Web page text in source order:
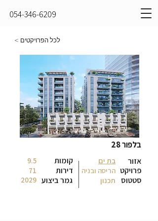
054-346-6209
לכל הפרויקטים >
בלפור 28
קומות
בת ים
הריסה ובניה
דירות
גמר ביצוע
תכנון
אזור
פרויקט
סטטוס
9.5
71
2029